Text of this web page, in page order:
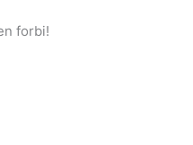
forbi!